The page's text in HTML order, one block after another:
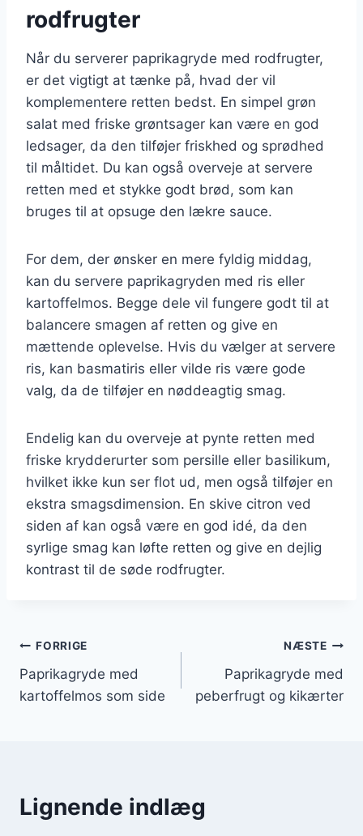
rodfrugter
Når du serverer paprikagryde med rodfrugter,
er det vigtigt at tænke på, hvad der vil
komplementere retten bedst. En simpel grøn
salat med friske grøntsager kan være en god
ledsager, da den tilføjer friskhed og sprødhed
til måltidet. Du kan også overveje at servere
retten med et stykke godt brød, som kan
bruges til at opsuge den lækre sauce.
For dem, der ønsker en mere fyldig middag,
kan du servere paprikagryden med ris eller
kartoffelmos. Begge dele vil fungere godt til at
balancere smagen af retten og give en
mættende oplevelse. Hvis du vælger at servere
ris, kan basmatiris eller vilde ris være gode
valg, da de tilføjer en nøddeagtig smag.
Endelig kan du overveje at pynte retten med
friske krydderurter som persille eller basilikum,
hvilket ikke kun ser flot ud, men også tilføjer en
ekstra smagsdimension. En skive citron ved
siden af kan også være en god idé, da den
syrlige smag kan løfte retten og give en dejlig
kontrast til de søde rodfrugter.
Indlægsnavigation
FORRIGE
Paprikagryde med
kartoffelmos som side
NÆSTE
Paprikagryde med
peberfrugt og kikærter
Lignende indlæg